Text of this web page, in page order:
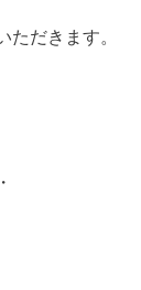
ただきます。